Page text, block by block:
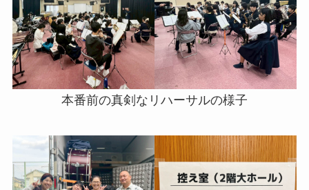
本番前の真剣なリハーサルの様子